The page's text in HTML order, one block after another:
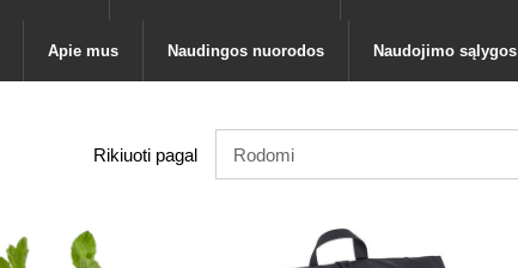
Apie mus Naudingos nuorodos Naudojimo sąlygos
Rikiuoti pagal